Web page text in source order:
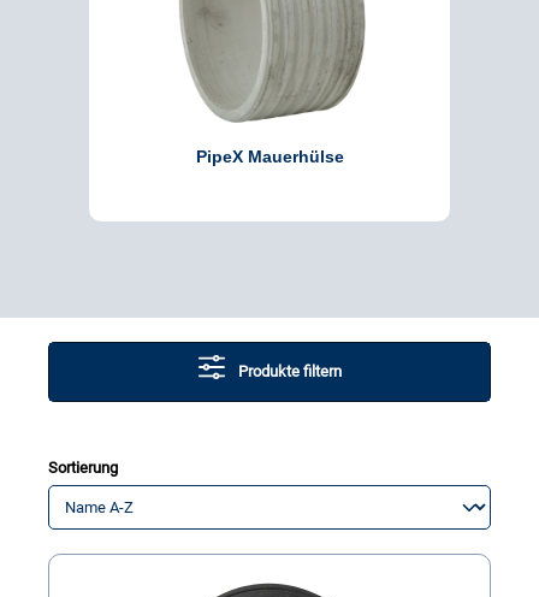
PipeX Mauerhülse
Produkte filtern
Sortierung